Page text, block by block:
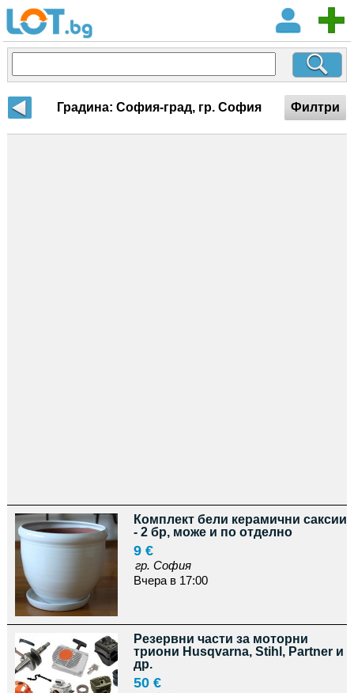
Градина: София-град, гр. София Филтри
Комплект бели керамични саксии
- 2 бр, може и по отделно
9 €
гр. София
Вчера в 17:00
Резервни части за моторни
триони Husqvarna, Stihl, Partner и
др.
50 €